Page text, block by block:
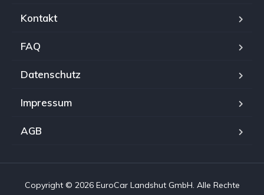
Kontakt
FAQ
Datenschutz
Impressum
AGB
Copyright © 2026 EuroCar Landshut GmbH. Alle Rechte